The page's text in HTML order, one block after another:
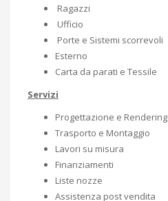
Ragazzi
Ufficio
Porte e Sistemi scorrevoli
Esterno
Carta da parati e Tessile
Servizi
Progettazione e Rendering
Trasporto e Montaggio
Lavori su misura
Finanziamenti
Liste nozze
Assistenza post vendita